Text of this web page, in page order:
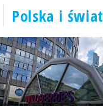
Polska i świat